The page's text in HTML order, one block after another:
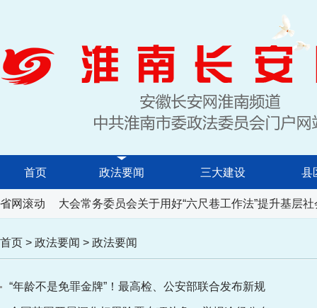
首页 政法要闻 三大建设 县
省网滚动
人民代表大会常务委员会关于用好“六尺巷工作法”提升基层社
首页 > 政法要闻 > 政法要闻
“年龄不是免罪金牌”！最高检、公安部联合发布新规